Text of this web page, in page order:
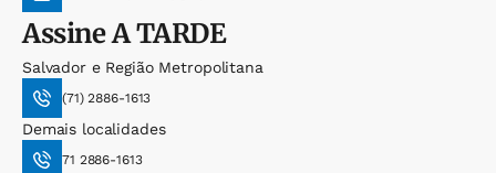
AssineA TARDE
Salvador e Região Metropolitana
(71) 2886-1613
Demais localidades
71 2886-1613